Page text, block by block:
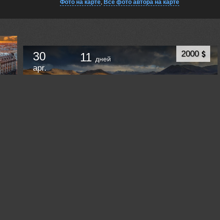
Фото на карте, Все фото автора на карте
2000
30
apr.
11 дней